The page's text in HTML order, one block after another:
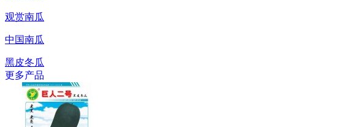
观赏南瓜
中国南瓜
黑皮冬瓜
更多产品